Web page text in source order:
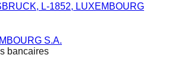
L-1852, LUXEMBOURG
S.A.
bancaires